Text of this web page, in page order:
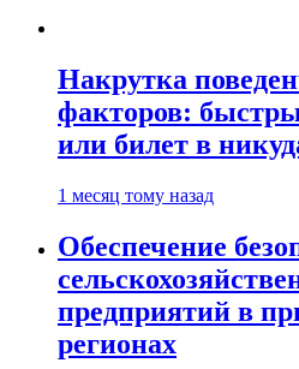
Накрутка
факторов:
или билет в
1 месяц тому назад
Обеспечение
предприятий в
регионах